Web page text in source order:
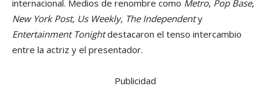
internacional. Medios de renombre como Metro, Pop Base,
New York Post, Us Weekly, The Independenty
Entertainment Tonightdestacaron el tenso intercambio
entre la actriz y el presentador.
Publicidad